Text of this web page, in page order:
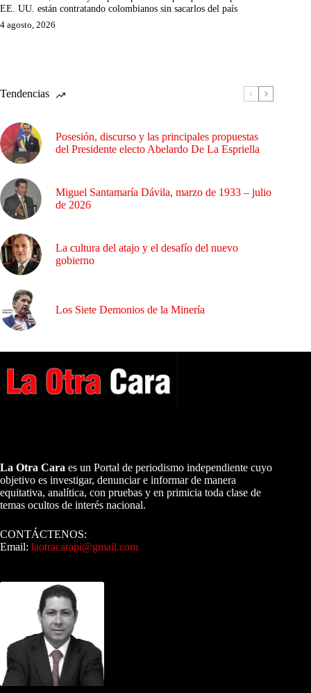
EE. UU. están contratando colombianos sin sacarlos del país
4 agosto, 2026
Tendencias
Posesión, discurso y las principales propuestas
del Presidente electo Abelardo De La Espriella
Miguel Santamaría Dávila, marzo de 1933 – julio
de 2026
La cultura del atajo y el desafío del nuevo
gobierno
Los Siete Demonios de la Minería
La Otra Cara es un Portal de periodismo independiente cuyo
objetivo es investigar, denunciar e informar de manera
equitativa, analítica, con pruebas y en primicia toda clase de
temas ocultos de interés nacional.
CONTÁCTENOS:
Email: laotracarapi@gmail.com